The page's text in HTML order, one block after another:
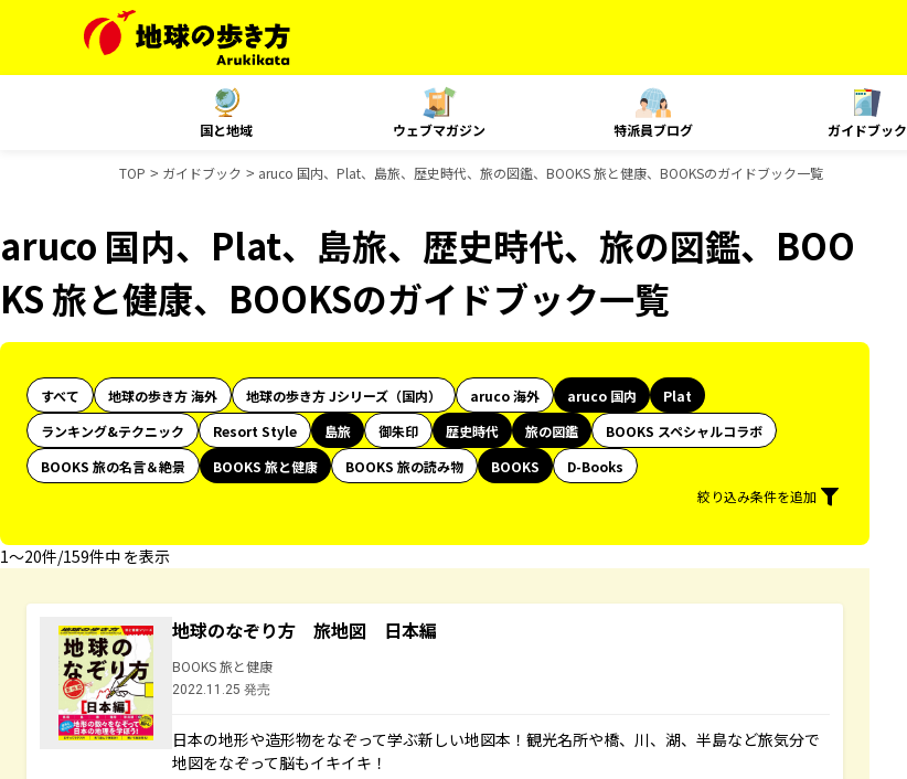
国と地域 ウェブマガジン 特派員ブログ ガイドブック
TOP ガイドブック aruco 国内、Plat、島旅、歴史時代、旅の図鑑、BOOKS 旅と健康、BOOKSのガイドブック一覧
aruco 国内、Plat、島旅、歴史時代、旅の図鑑、BOO
KS 旅と健康、BOOKSのガイドブック一覧
すべて 地球の歩き方 海外 地球の歩き方 Jシリーズ（国内） aruco 海外 aruco 国内
Plat
ランキング&テクニック
Resort Style 島旅 御朱印 歴史時代 旅の図鑑
BOOKS スペシャルコラボ
BOOKS 旅の名言＆絶景
BOOKS 旅と健康 BOOKS 旅の読み物 BOOKS
D-Books
絞り込み条件を追加
1〜20件/159件中 を表示
地球のなぞり方 旅地図 日本編
BOOKS 旅と健康
2022.11.25 発売
日本の地形や造形物をなぞって学ぶ新しい地図本！観光名所や橋、川、湖、半島など旅気分で
地図をなぞって脳もイキイキ！